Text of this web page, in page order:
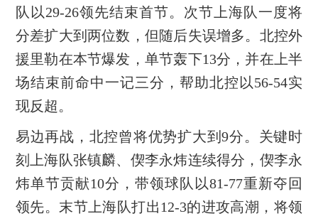
队以29-26领先结束首节。次节上海队一度将
分差扩大到两位数，但随后失误增多。北控外
援里勒在本节爆发，单节轰下13分，并在上半
场结束前命中一记三分，帮助北控以56-54实
现反超。
易边再战，北控曾将优势扩大到9分。关键时
刻上海队张镇麟、偰李永炜连续得分，偰李永
炜单节贡献10分，带领球队以81-77重新夺回
领先。末节上海队打出12-3的进攻高潮，将领